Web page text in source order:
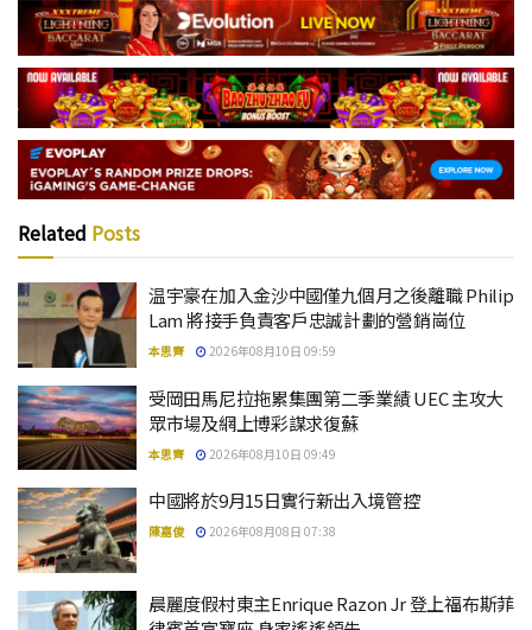
Related Posts
温宇豪在加入金沙中國僅九個月之後離職 Philip
Lam 將接手負責客戶忠誠計劃的營銷崗位
本思齊 2026年08月10日 09:59
受岡田馬尼拉拖累集團第二季業績 UEC 主攻大
眾市場及網上博彩謀求復蘇
本思齊 2026年08月10日 09:49
中國將於9月15日實行新出入境管控
陳嘉俊 2026年08月08日 07:38
晨麗度假村東主Enrique Razon Jr 登上福布斯菲